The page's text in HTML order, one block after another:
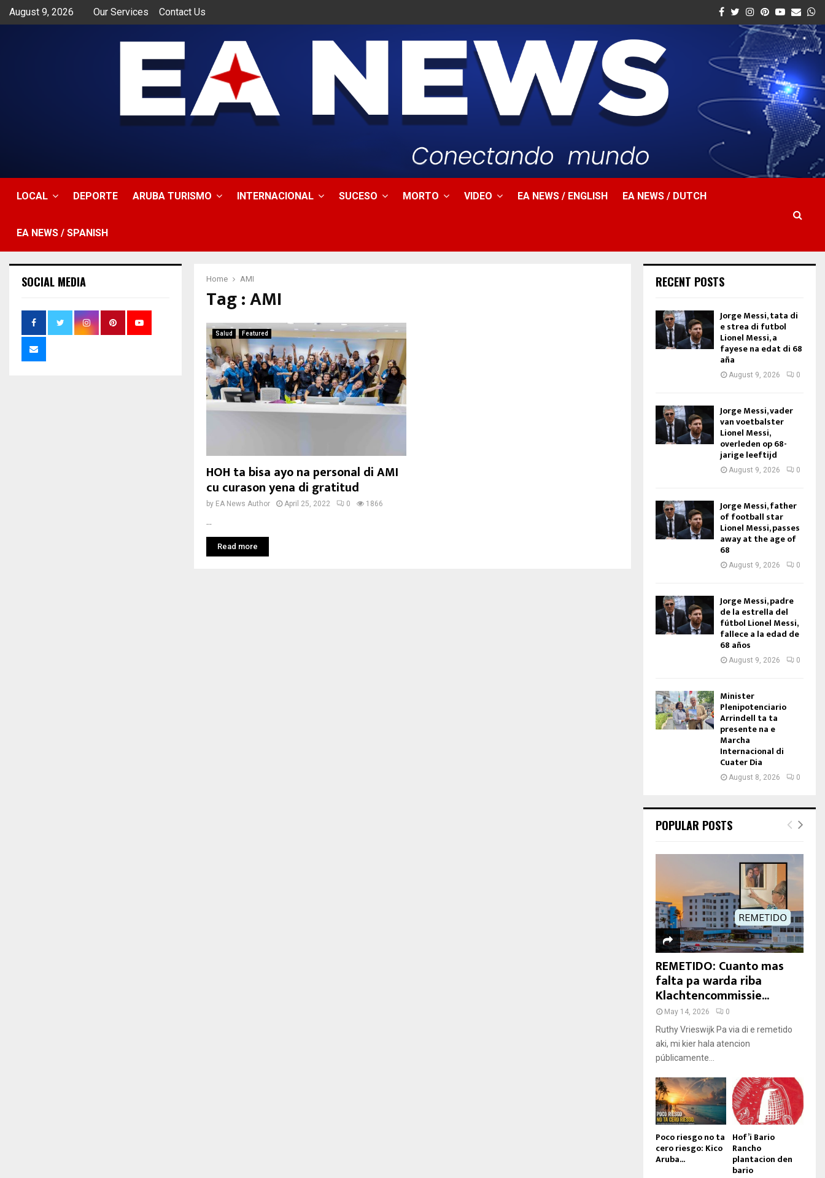
August 9, 2026 Our Services Contact Us Facebook
Twitter
Instagram
Pinterest
Youtube
Email
LOCAL DEPORTE ARUBA TURISMO INTERNACIONAL SUCESO MORTO VIDEO EA NEWS / ENGLISH EA NEWS / DUTCH
EA NEWS / SPANISH
Home AMI
Tag : AMI
Salud Featured
HOH ta bisa ayo na personal di AMI
cu curason yena di gratitud
by EA News Author April 25, 2022 0 1866
Read more
SOCIAL MEDIA RECENT POSTS
Jorge Messi, tata di
e strea di futbol
Lionel Messi, a
fayese na edat di 68
aña
August 9, 2026 0
Jorge Messi, vader
van voetbalster
Lionel Messi,
overleden op 68-
jarige leeftijd
August 9, 2026 0
Jorge Messi, father
of football star
Lionel Messi, passes
away at the age of
68
August 9, 2026 0
Jorge Messi, padre
de la estrella del
fútbol Lionel Messi,
fallece a la edad de
68 años
August 9, 2026 0
Minister
Plenipotenciario
Arrindell ta ta
presente na e
Marcha
Internacional di
Cuater Dia
August 8, 2026 0
POPULAR POSTS
REMETIDO: Cuanto mas
falta pa warda riba
Klachtencommissie...
May 14, 2026 0
Ruthy Vrieswijk Pa via di e remetido
aki, mi kier hala atencion
públicamente...
Poco riesgo no ta
cero riesgo: Kico
Aruba...
Hof’i Bario
Rancho
plantacion den
bario